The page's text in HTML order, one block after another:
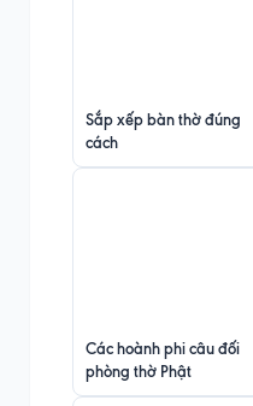
Sắp xếp bàn thờ đúng
cách
Các hoành phi câu đối
phòng thờ Phật